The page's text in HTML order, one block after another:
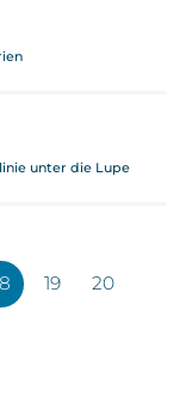
unter die Lupe
19 20